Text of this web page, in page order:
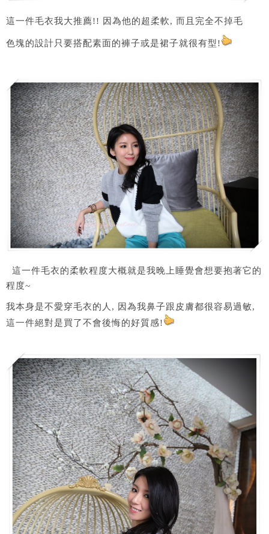
這一件毛衣我大推薦!! 因為他的超柔軟, 而且完全不掉毛
色塊的設計只要搭配素面的褲子或是裙子就很有型!
這一件毛衣的柔軟程度大概就是我晚上睡覺會想要抱著它的
程度~
我本身是不愛穿毛衣的人, 因為我鼻子跟皮膚都很容易過敏,
這一件絕對是買了不會後悔的好質感!